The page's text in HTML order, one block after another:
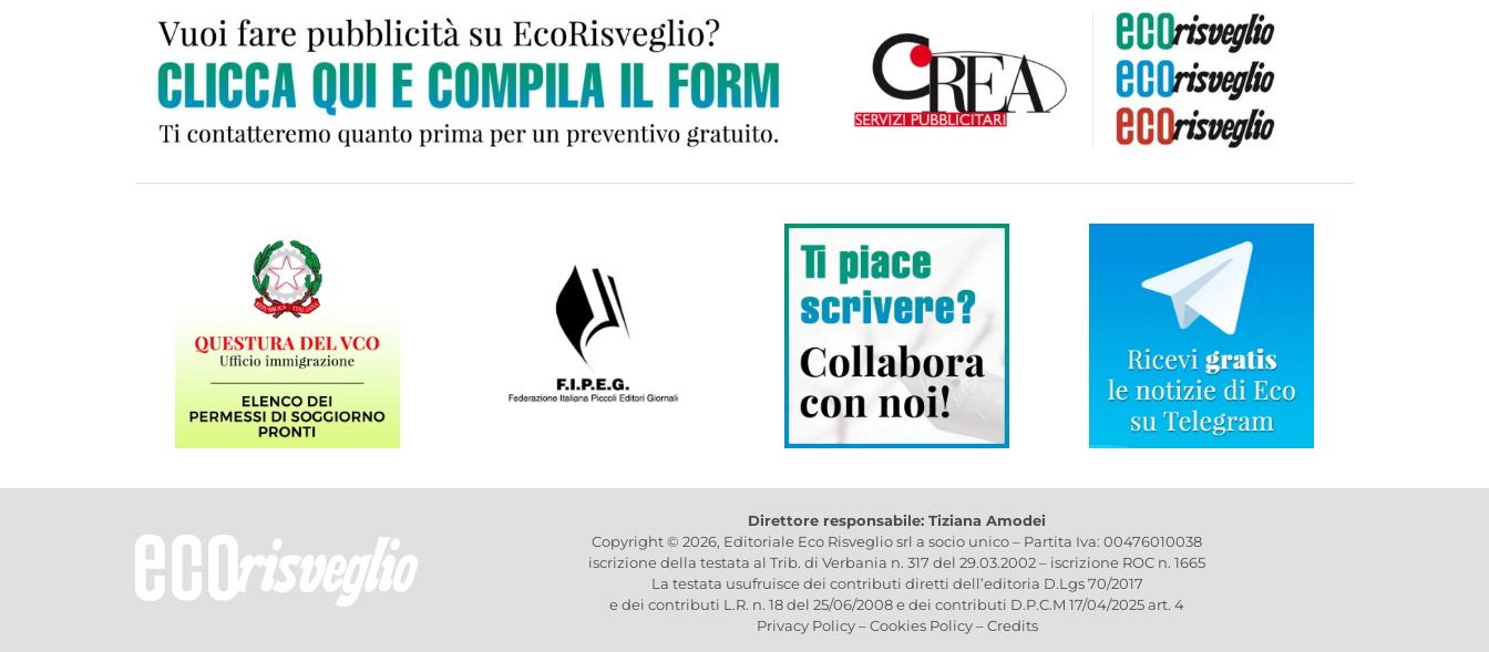
Direttore responsabile: Tiziana Amodei
Copyright © 2026, Editoriale Eco Risveglio srl a socio unico – Partita Iva: 00476010038
iscrizione della testata al Trib. di Verbania n. 317 del 29.03.2002 – iscrizione ROC n. 1665
La testata usufruisce dei contributi diretti dell’editoria D.Lgs 70/2017
e dei contributi L.R. n. 18 del 25/06/2008 e dei contributi D.P.C.M 17/04/2025 art. 4
Privacy Policy–Cookies Policy–Credits